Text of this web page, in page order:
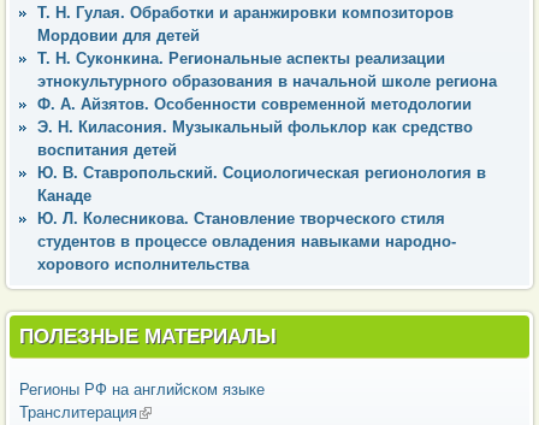
Т. Н. Гулая. Обработки и аранжировки композиторов
Мордовии для детей
Т. Н. Суконкина. Региональные аспекты реализации
этнокультурного образования в начальной школе региона
Ф. А. Айзятов. Особенности современной методологии
Э. Н. Киласония. Музыкальный фольклор как средство
воспитания детей
Ю. В. Ставропольский. Социологическая регионология в
Канаде
Ю. Л. Колесникова. Становление творческого стиля
студентов в процессе овладения навыками народно-
хорового исполнительства
ПОЛЕЗНЫЕ МАТЕРИАЛЫ
Регионы РФ на английском языке
Транслитерация(внешняя ссылка)